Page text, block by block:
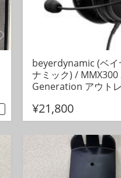
beyerdynamic (ベイ
ナミック) /
Generation アウト
¥21,800